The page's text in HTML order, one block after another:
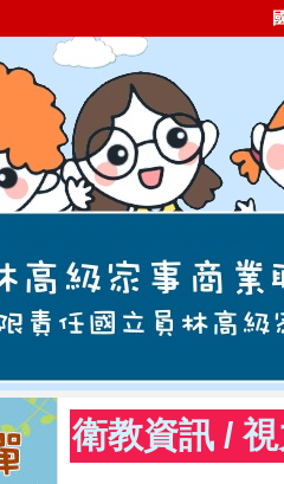
衛教資訊 /